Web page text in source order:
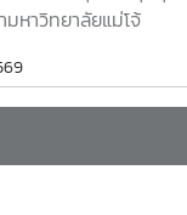
การ
ดจน
กฤตใน
หาวิทยาลัยแม่โจ้
ได้ประกาศรับสมัคร
เหตุเพื่อจัดทำประกัน
จ้ ประจำปีการศึกษา